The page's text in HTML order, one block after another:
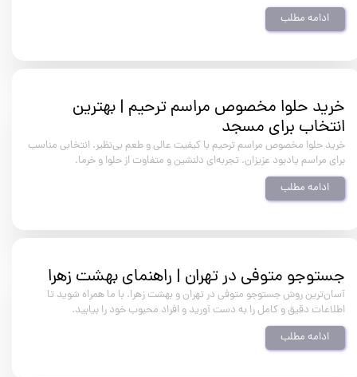
ادامه مطلب
خرید حلوا مخصوص مراسم ترحیم | بهترین
انتخاب برای مسجد
خرید حلوا مخصوص مراسم ترحیم با کیفیت عالی و طعم بی‌نظیر. انتخابی مناسب
برای مراسم یادبود عزیزان. تجربه‌ای دلنشین و متفاوت از حلوا و خرما.
ادامه مطلب
جستوجو متوفی در تهران | راهنمای بهشت زهرا
آسان‌ترین روش جستوجو متوفی در تهران و بهشت زهرا. با ما همراه شوید تا
اطلاعات دقیق و کامل را به دست آورید و افراد محبوب خود را بیابید.
ادامه مطلب